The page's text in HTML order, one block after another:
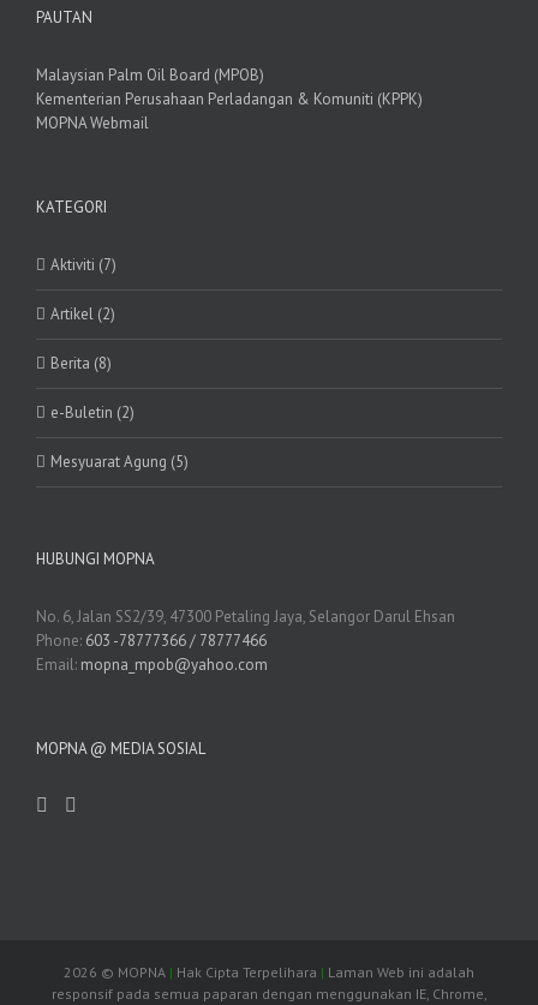
PAUTAN
Malaysian Palm Oil Board (MPOB)
Kementerian Perusahaan Perladangan & Komuniti (KPPK)
MOPNA Webmail
KATEGORI
Aktiviti (7)
Artikel (2)
Berita (8)
e-Buletin (2)
Mesyuarat Agung (5)
HUBUNGI MOPNA
No. 6, Jalan SS2/39, 47300 Petaling Jaya, Selangor Darul Ehsan
Phone: 603 -78777366 / 78777466
Email: mopna_mpob@yahoo.com
MOPNA @ MEDIA SOSIAL
2026 © MOPNA | Hak Cipta Terpelihara | Laman Web ini adalah
responsif pada semua paparan dengan menggunakan IE, Chrome,